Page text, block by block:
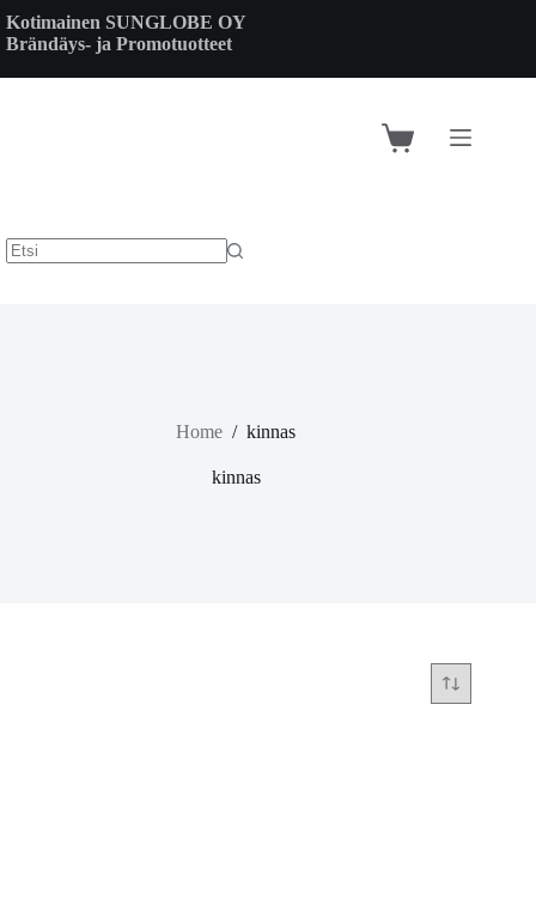
to
content
Kotimainen SUNGLOBE OY
Brändäys- ja Promotuotteet
Shopping
Home / kinnas
kinnas